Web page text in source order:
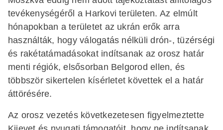
tevékenységéről a Harkovi területen. Az elmúlt
hónapokban a területet az ukrán erők arra
használták, hogy válogatás nélküli drón-, tüzérségi
és rakétatámadásokat indítsanak az orosz határ
menti régiók, elsősorban Belgorod ellen, és
többször sikertelen kísérletet követtek el a határ
áttörésére.
Az orosz vezetés következetesen figyelmeztette